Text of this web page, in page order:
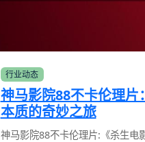
行业动态
神马影院88不卡伦理片
本质的奇妙之旅
神马影院88不卡伦理片:《杀生电